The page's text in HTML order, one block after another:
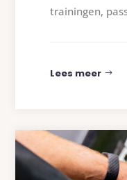
trainingen,
Lees meer